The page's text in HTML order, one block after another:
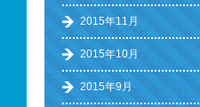
2015年11月
2015年10月
2015年9月